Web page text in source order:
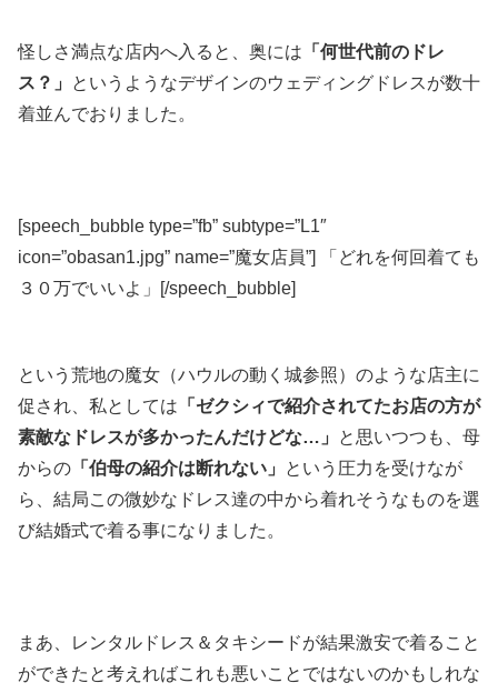
怪しさ満点な店内へ入ると、奥には 「何世代前のドレ
ス？」
というようなデザインのウェディングドレスが数十
着並んでおりました。
[speech_bubble type=”fb” subtype=”L1″
icon=”obasan1.jpg” name=”魔女店員”] 「どれを何回着ても
３０万でいいよ」[/speech_bubble]
という荒地の魔女（ハウルの動く城参照）のような店主に
促され、私としては 「ゼクシィで紹介されてたお店の方が
素敵なドレスが多かったんだけどな…」
と思いつつも、母
からの 「伯母の紹介は断れない」
という圧力を受けなが
ら、結局この微妙なドレス達の中から着れそうなものを選
び結婚式で着る事になりました。
まあ、レンタルドレス＆タキシードが結果激安で着ること
ができたと考えればこれも悪いことではないのかもしれな